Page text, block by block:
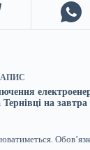
на завтра